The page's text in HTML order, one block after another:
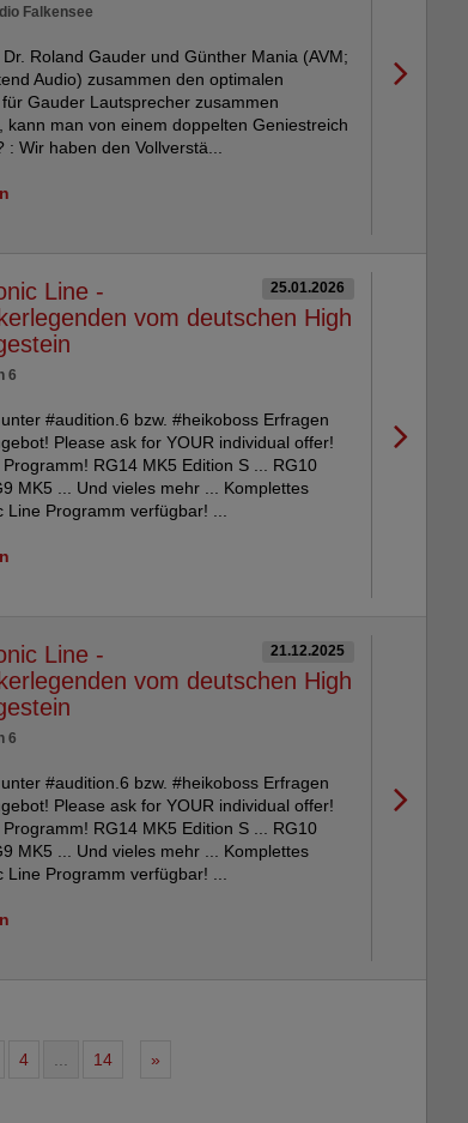
Falkensee
Roland Gauder und Günther Mania (AVM;
Audio) zusammen den optimalen
Gauder Lautsprecher zusammen
kann man von einem doppelten Geniestreich
: Wir haben den Vollverstä...
25.01.2026
Line -
vom deutschen High
6
#audition.6 bzw. #heikoboss Erfragen
Please ask for YOUR individual offer!
Programm! RG14 MK5 Edition S ... RG10
MK5 ... Und vieles mehr ... Komplettes
Line Programm verfügbar! ...
21.12.2025
Line -
vom deutschen High
6
#audition.6 bzw. #heikoboss Erfragen
Please ask for YOUR individual offer!
Programm! RG14 MK5 Edition S ... RG10
MK5 ... Und vieles mehr ... Komplettes
Line Programm verfügbar! ...
4 14 »